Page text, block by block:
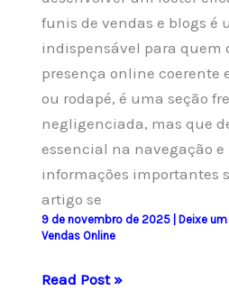
funis de vendas e blogs é
indispensável para quem
presença online coerente
ou rodapé, é uma seção
negligenciada, mas que
essencial na navegação
informações importantes
artigo se
9 de novembro de 2025 Deixe
Vendas Online
O
Read Post »